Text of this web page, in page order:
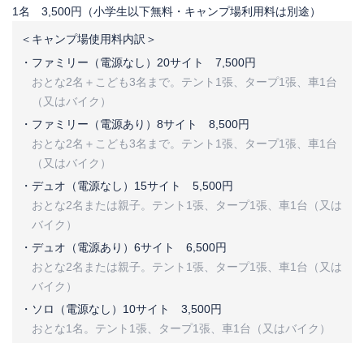
1名 3,500円（小学生以下無料・キャンプ場利用料は別途）
＜キャンプ場使用料内訳＞
ファミリー（電源なし）20サイト 7,500円
おとな2名＋こども3名まで。テント1張、タープ1張、車1台
（又はバイク）
ファミリー（電源あり）8サイト 8,500円
おとな2名＋こども3名まで。テント1張、タープ1張、車1台
（又はバイク）
デュオ（電源なし）15サイト 5,500円
おとな2名または親子。テント1張、タープ1張、車1台（又は
バイク）
デュオ（電源あり）6サイト 6,500円
おとな2名または親子。テント1張、タープ1張、車1台（又は
バイク）
ソロ（電源なし）10サイト 3,500円
おとな1名。テント1張、タープ1張、車1台（又はバイク）